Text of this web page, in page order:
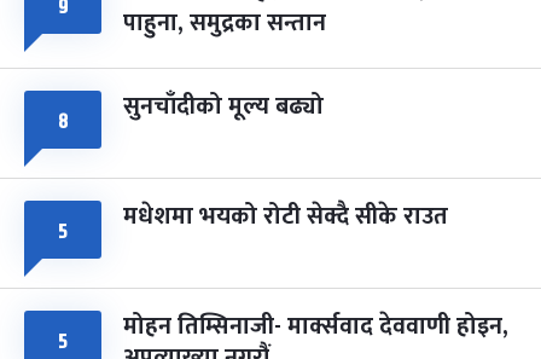
चैत्र ८, २०८३-Mar 22, 2027
९ पाहुना, समुद्रका सन्तान
८ सुनचाँदीको मूल्य बढ्यो
५ मधेशमा भयको रोटी सेक्दै सीके राउत
५ मोहन तिम्सिनाजी- मार्क्सवाद देववाणी होइन,